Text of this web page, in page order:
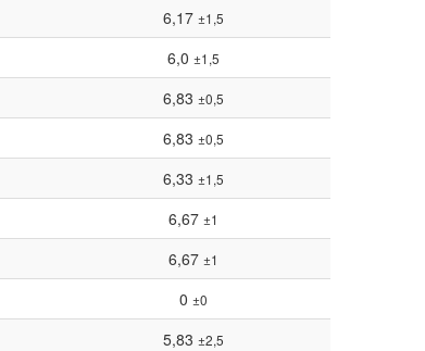
6,17 ±1,5
6,0 ±1,5
6,83 ±0,5
6,83 ±0,5
6,33 ±1,5
6,67 ±1
6,67 ±1
0 ±0
5,83 ±2,5